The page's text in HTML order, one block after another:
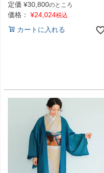
定価 ¥30,800のところ
価格： ¥24,024税込
カートに入れる